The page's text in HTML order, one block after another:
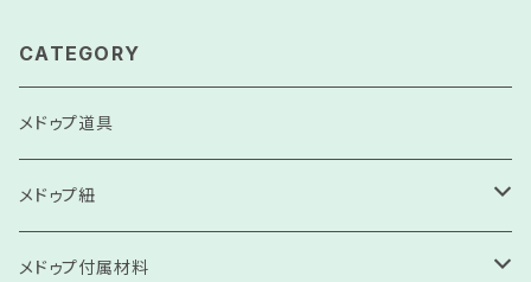
CATEGORY
メドゥプ道具
メドゥプ紐
高級コンソサ
メドゥプ付属材料